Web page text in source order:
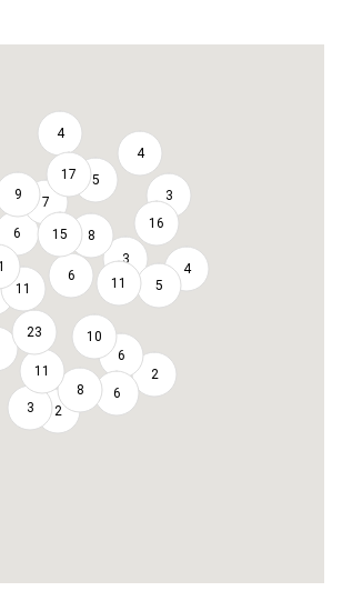
9
6
4
17
7
11
15
5
23
4
8
6
11
3
3
11
10
16
3
8
2
5
6
4
6
2